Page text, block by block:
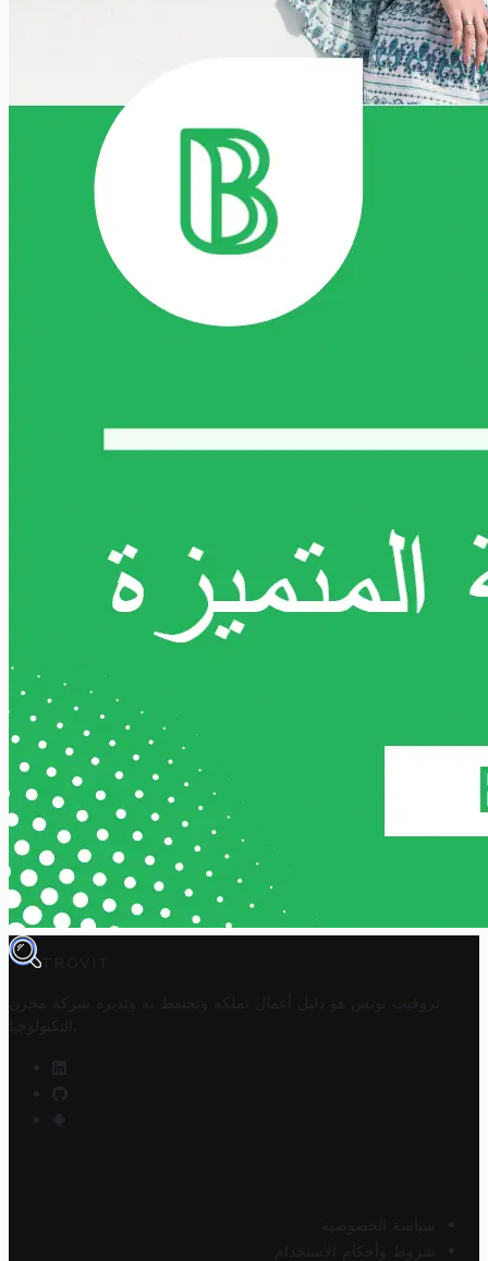
TROVIT
تروفيت تونس هو دليل أعمال تملكه وتحتفظ به وتديره
شركة مخزن
التكنولوجيا
سياسة الخصوصية
شروط وأحكام الاستخدام